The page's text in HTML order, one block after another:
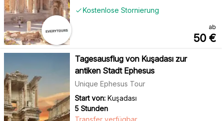
Kostenlose Stornierung
ab
50 €
Tagesausflug von Kuşadası zur
antiken Stadt Ephesus
Unique Ephesus Tour
Start von: Kuşadası
5 Stunden
Transfer verfügbar